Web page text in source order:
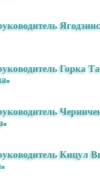
Горка
Кицул